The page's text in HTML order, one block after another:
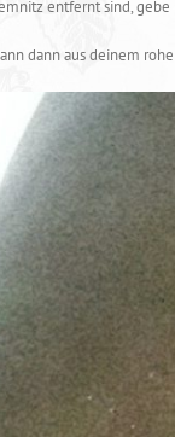
entfernt sind,
dann aus deinem